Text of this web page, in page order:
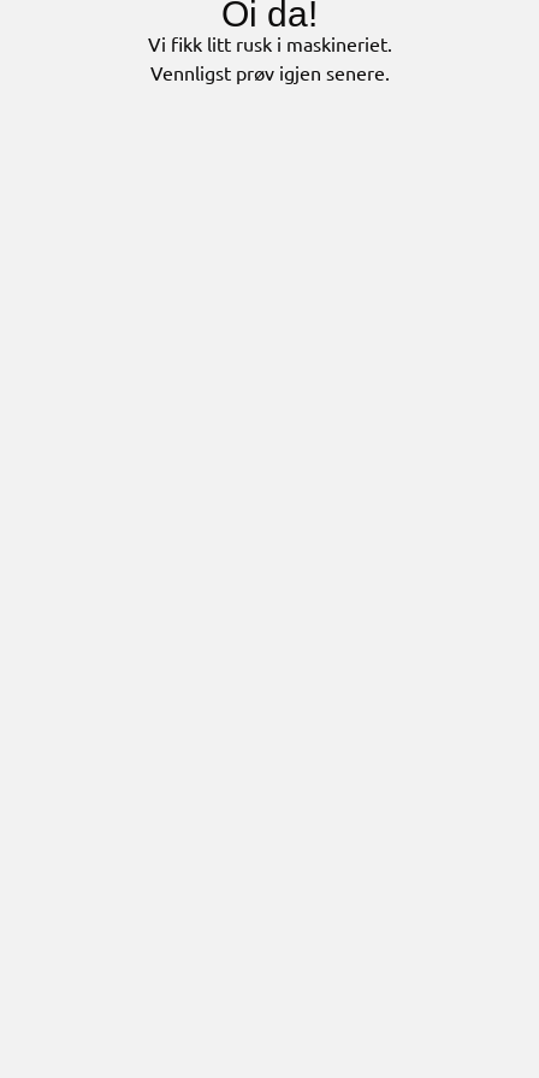
Oi da!
Vi fikk litt rusk i maskineriet.
Vennligst prøv igjen senere.